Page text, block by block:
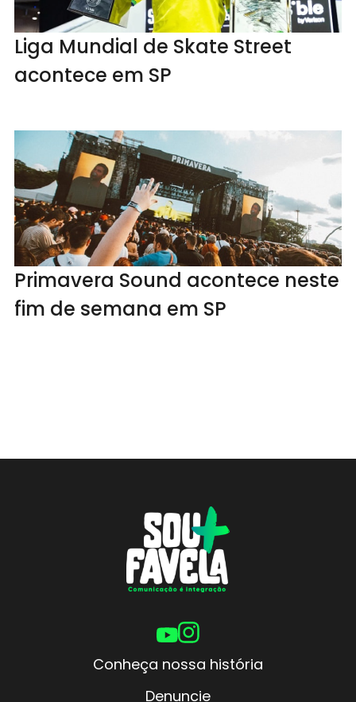
Liga Mundial de Skate Street
acontece em SP
Primavera Sound acontece neste
fim de semana em SP
Conheça nossa história
Denuncie